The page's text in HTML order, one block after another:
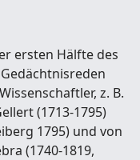
ersten Hälfte des
z. B.
(1713-1795)
1795) und von
(1740-1819,